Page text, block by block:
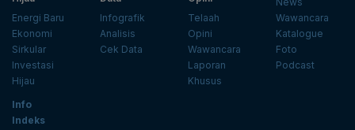
Energi Baru
Ekonomi
Sirkular
Investasi
Hijau
Infografik
Analisis
Cek Data
Telaah
Opini
Wawancara
Laporan
Khusus
Wawancara
Katalogue
Foto
Podcast
Info
Indeks